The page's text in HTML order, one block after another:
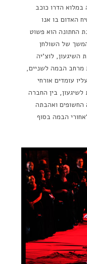
הדרו כוכב
האדום בו אנו
החתונה הוא פשוט
של השולחן
השיגעון, לוצ'יה
מרחב הבמה לשניים,
עומדים אורחי
לשיגעון, בין החברה
החשופים ואהבתה
הבמה בסוף